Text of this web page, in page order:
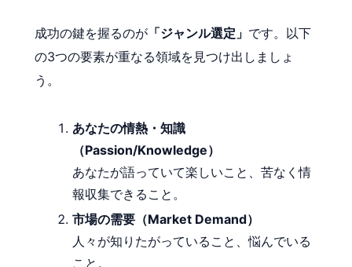
成功の鍵を握るのが 「ジャンル選定」 です。以下
の3つの要素が重なる領域を見つけ出しましょ
う。
あなたの情熱・知識
（Passion/Knowledge）
あなたが語っていて楽しいこと、苦なく情
報収集できること。
市場の需要（Market Demand）
人々が知りたがっていること、悩んでいる
こと。